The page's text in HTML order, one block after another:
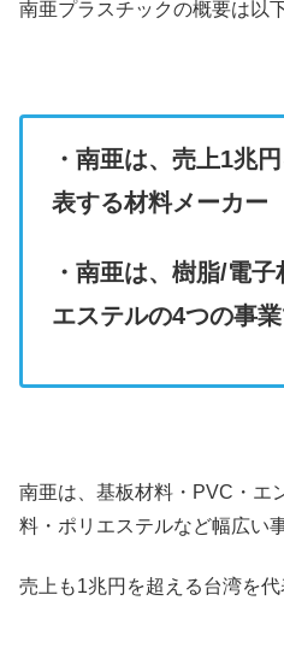
南亜プラスチックの概要は以
・南亜は、売上1兆
表する材料メーカー
・南亜は、樹脂/電
エステルの4つの事
南亜は、基板材料・PVC・エ
料・ポリエステルなど幅広い
売上も1兆円を超える台湾を代